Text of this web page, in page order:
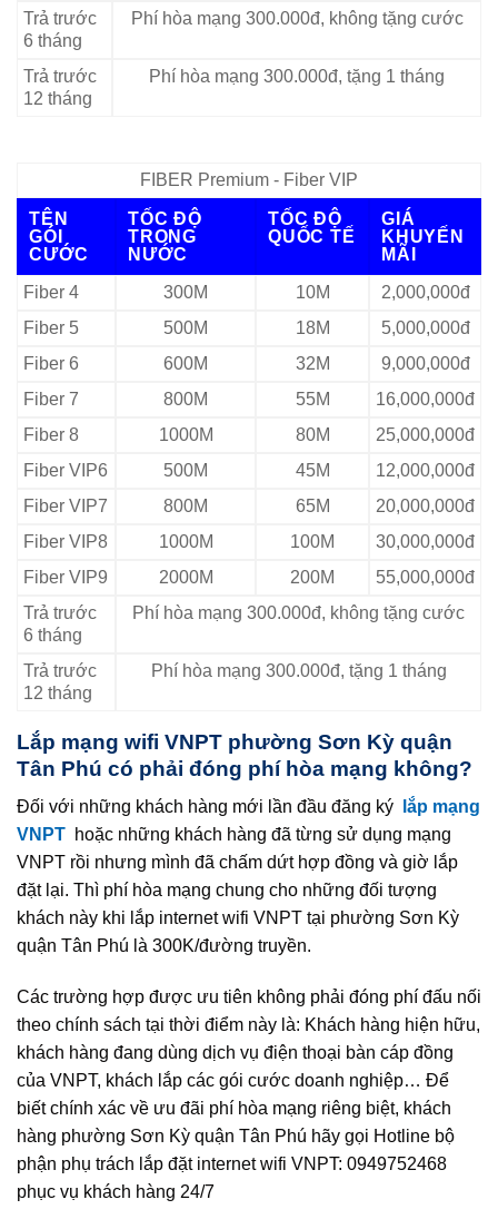
Trả trước
6 tháng
Phí hòa mạng 300.000đ, không tặng cước
Trả trước
12 tháng
Phí hòa mạng 300.000đ, tặng 1 tháng
FIBER Premium - Fiber VIP
TÊN
GÓI
CƯỚC
TỐC ĐỘ
TRONG
NƯỚC
TỐC ĐỘ
QUỐC TẾ
GIÁ
KHUYẾN
MÃI
Fiber 4
300M 10M
2,000,000đ
Fiber 5
500M 18M
5,000,000đ
Fiber 6
600M 32M
9,000,000đ
Fiber 7
800M 55M
16,000,000đ
Fiber 8
1000M 80M
25,000,000đ
Fiber VIP6
500M 45M
12,000,000đ
Fiber VIP7
800M 65M
20,000,000đ
Fiber VIP8
1000M 100M
30,000,000đ
Fiber VIP9
2000M 200M
55,000,000đ
Trả trước
6 tháng
Phí hòa mạng 300.000đ, không tặng cước
Trả trước
12 tháng
Phí hòa mạng 300.000đ, tặng 1 tháng
Lắp mạng wifi VNPT phường Sơn Kỳ quận
Tân Phú có phải đóng phí hòa mạng không?
Đối với những khách hàng mới lần đầu đăng ký
lắp mạng
VNPT hoặc những khách hàng đã từng sử dụng mạng
VNPT rồi nhưng mình đã chấm dứt hợp đồng và giờ lắp
đặt lại. Thì phí hòa mạng chung cho những đối tượng
khách này khi lắp internet wifi VNPT tại phường Sơn Kỳ
quận Tân Phú là 300K/đường truyền.
Các trường hợp được ưu tiên không phải đóng phí đấu nối
theo chính sách tại thời điểm này là: Khách hàng hiện hữu,
khách hàng đang dùng dịch vụ điện thoại bàn cáp đồng
của VNPT, khách lắp các gói cước doanh nghiệp… Để
biết chính xác về ưu đãi phí hòa mạng riêng biệt, khách
hàng phường Sơn Kỳ quận Tân Phú hãy gọi Hotline bộ
phận phụ trách lắp đặt internet wifi VNPT: 0949752468
phục vụ khách hàng 24/7